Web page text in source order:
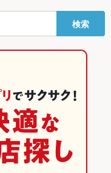
検索